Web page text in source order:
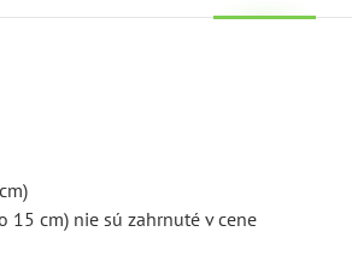
15 cm) nie sú zahrnuté v cene